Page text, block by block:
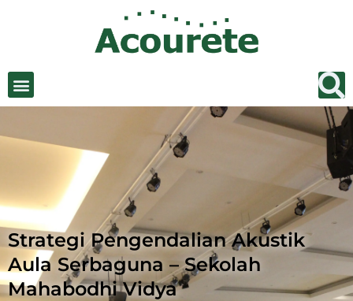
Strategi Pengendalian Akustik
Aula Serbaguna – Sekolah
Mahabodhi Vidya